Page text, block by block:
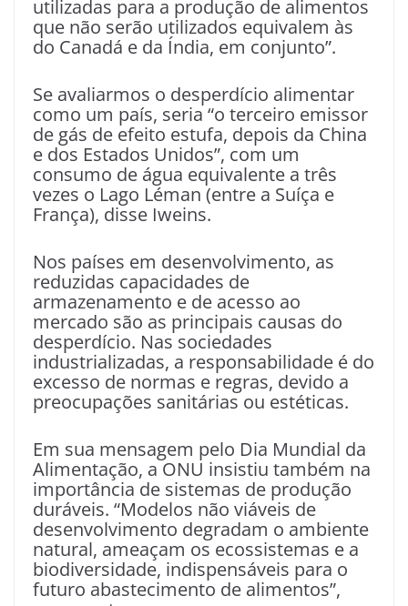
utilizadas para a produção de alimentos
que não serão utilizados equivalem às
do Canadá e da Índia, em conjunto”.
Se avaliarmos o desperdício alimentar
como um país, seria “o terceiro emissor
de gás de efeito estufa, depois da China
e dos Estados Unidos”, com um
consumo de água equivalente a três
vezes o Lago Léman (entre a Suíça e
França), disse Iweins.
Nos países em desenvolvimento, as
reduzidas capacidades de
armazenamento e de acesso ao
mercado são as principais causas do
desperdício. Nas sociedades
industrializadas, a responsabilidade é do
excesso de normas e regras, devido a
preocupações sanitárias ou estéticas.
Em sua mensagem pelo Dia Mundial da
Alimentação, a ONU insistiu também na
importância de sistemas de produção
duráveis. “Modelos não viáveis de
desenvolvimento degradam o ambiente
natural, ameaçam os ecossistemas e a
biodiversidade, indispensáveis para o
futuro abastecimento de alimentos”,